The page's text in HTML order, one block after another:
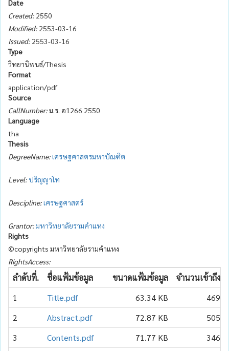
Date
Created: 2550
Modified: 2553-03-16
Issued: 2553-03-16
Type
วิทยานิพนธ์/Thesis
Format
application/pdf
Source
CallNumber:ม.ร. อ1266 2550
Language
tha
Thesis
DegreeName:เศรษฐศาสตรมหาบัณฑิต
Level:ปริญญาโท
Descipline:เศรษฐศาสตร์
Grantor:มหาวิทยาลัยรามคำแหง
Rights
©copyrights มหาวิทยาลัยรามคำแหง
RightsAccess:
ลำดับที่. ชื่อแฟ้มข้อมูล ขนาดแฟ้มข้อมูล จำนวนเข้าถึง
1
Title.pdf 63.34 KB 469
2
Abstract.pdf 72.87 KB 505
3
Contents.pdf 71.77 KB 346